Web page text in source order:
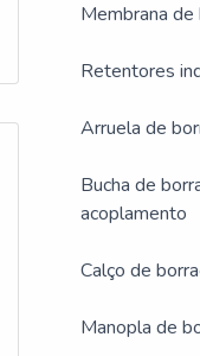
Membrana de
Retentores
Arruela de
Bucha de
acoplamento
Calço de
Manopla de